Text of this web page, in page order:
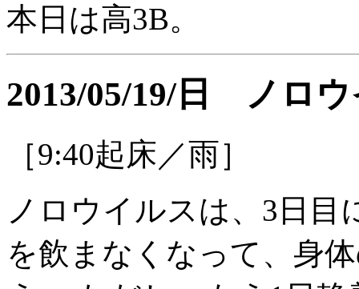
本日は高3B。
2013/05/19/日 ノロ
［9:40起床／雨］
ノロウイルスは、3日
を飲まなくなって、身